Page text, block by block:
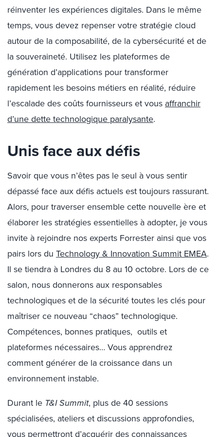
réinventer les expériences digitales. Dans le même
temps, vous devez repenser votre stratégie cloud
autour de la composabilité, de la cybersécurité et de
la souveraineté. Utilisez les plateformes de
génération d’applications pour transformer
rapidement les besoins métiers en réalité, réduire
l’escalade des coûts fournisseurs et vous affranchir
d’une dette technologique paralysante.
Unis face aux défis
Savoir que vous n’êtes pas le seul à vous sentir
dépassé face aux défis actuels est toujours rassurant.
Alors, pour traverser ensemble cette nouvelle ère et
élaborer les stratégies essentielles à adopter, je vous
invite à rejoindre nos experts Forrester ainsi que vos
pairs lors du Technology & Innovation Summit EMEA.
Il se tiendra à Londres du 8 au 10 octobre. Lors de ce
salon, nous donnerons aux responsables
technologiques et de la sécurité toutes les clés pour
maîtriser ce nouveau “chaos” technologique.
Compétences, bonnes pratiques, outils et
plateformes nécessaires… Vous apprendrez
comment générer de la croissance dans un
environnement instable.
Durant le T&I Summit, plus de 40 sessions
spécialisées, ateliers et discussions approfondies,
vous permettront d’acquérir des connaissances